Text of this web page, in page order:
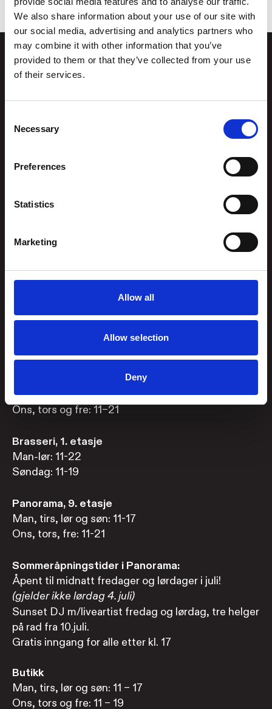
We also share information about your use of our site with
our social media, advertising and analytics partners who
may combine it with other information that you’ve
provided to them or that they’ve collected from your use
of their services.
Selection
Necessary
Preferences
Statistics
Marketing
Allow all
Allow selection
Deny
Stiftelsen
Kunstsilo
Sjølystveien 8,
+47 38 07 49 00
åpningstiden
Booke bord i Brasseri?
Book bord hereller
ring +47 919 97 455
4610 Kristiansand
Man, tirs, lør og søn: 11–17
Ons, tors og fre: 11–21
Brasseri, 1. etasje
Man-lør: 11-22
Søndag: 11-19
Panorama, 9. etasje
Man, tirs, lør og søn: 11-17
Ons, tors, fre: 11-21
Sommeråpningstider i Panorama:
Åpent til midnatt fredager og lørdager i juli!
(gjelder ikke lørdag 4. juli)
Sunset DJ m/liveartist fredag og lørdag, tre helger
på rad fra 10.juli.
Gratis inngang for alle etter kl. 17
Butikk
Man, tirs, lør og søn: 11 – 17
Ons, tors og fre: 11 – 19